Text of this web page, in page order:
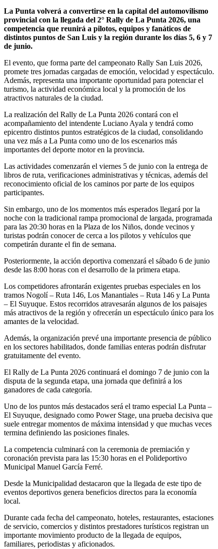
La Punta volverá a convertirse en la capital del automovilismo
provincial con la llegada del 2° Rally de La Punta 2026, una
competencia que reunirá a pilotos, equipos y fanáticos de
distintos puntos de San Luis y la región durante los días 5, 6 y 7
de junio.
El evento, que forma parte del campeonato Rally San Luis 2026,
promete tres jornadas cargadas de emoción, velocidad y espectáculo.
Además, representa una importante oportunidad para potenciar el
turismo, la actividad económica local y la promoción de los
atractivos naturales de la ciudad.
La realización del Rally de La Punta 2026 contará con el
acompañamiento del intendente Luciano Ayala y tendrá como
epicentro distintos puntos estratégicos de la ciudad, consolidando
una vez más a La Punta como uno de los escenarios más
importantes del deporte motor en la provincia.
Las actividades comenzarán el viernes 5 de junio con la entrega de
libros de ruta, verificaciones administrativas y técnicas, además del
reconocimiento oficial de los caminos por parte de los equipos
participantes.
Sin embargo, uno de los momentos más esperados llegará por la
noche con la tradicional rampa promocional de largada, programada
para las 20:30 horas en la Plaza de los Niños, donde vecinos y
turistas podrán conocer de cerca a los pilotos y vehículos que
competirán durante el fin de semana.
Posteriormente, la acción deportiva comenzará el sábado 6 de junio
desde las 8:00 horas con el desarrollo de la primera etapa.
Los competidores afrontarán exigentes pruebas especiales en los
tramos Nogolí – Ruta 146, Los Manantiales – Ruta 146 y La Punta
– El Suyuque. Estos recorridos atravesarán algunos de los paisajes
más atractivos de la región y ofrecerán un espectáculo único para los
amantes de la velocidad.
Además, la organización prevé una importante presencia de público
en los sectores habilitados, donde familias enteras podrán disfrutar
gratuitamente del evento.
El Rally de La Punta 2026 continuará el domingo 7 de junio con la
disputa de la segunda etapa, una jornada que definirá a los
ganadores de cada categoría.
Uno de los puntos más destacados será el tramo especial La Punta –
El Suyuque, designado como Power Stage, una prueba decisiva que
suele entregar momentos de máxima intensidad y que muchas veces
termina definiendo las posiciones finales.
La competencia culminará con la ceremonia de premiación y
coronación prevista para las 15:30 horas en el Polideportivo
Municipal Manuel García Ferré.
Desde la Municipalidad destacaron que la llegada de este tipo de
eventos deportivos genera beneficios directos para la economía
local.
Durante cada fecha del campeonato, hoteles, restaurantes, estaciones
de servicio, comercios y distintos prestadores turísticos registran un
importante movimiento producto de la llegada de equipos,
familiares, periodistas y aficionados.